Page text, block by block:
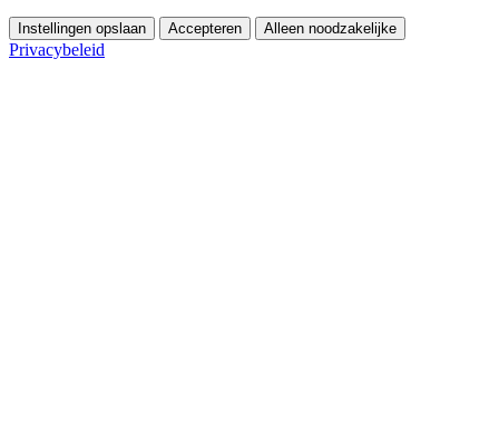
Instellingen opslaan Accepteren Alleen noodzakelijke
Privacybeleid